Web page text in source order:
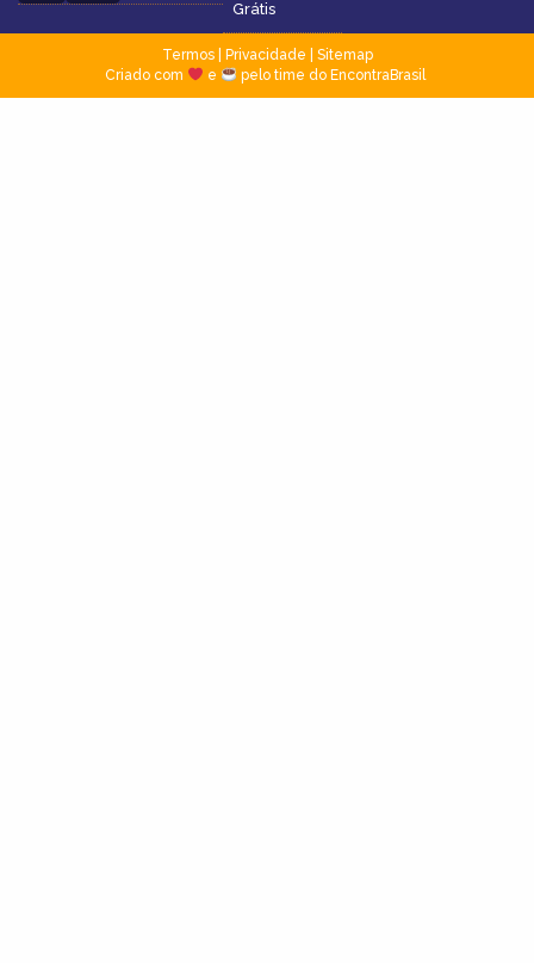
Grátis
Termos| Privacidade
Sitemap
Criado com
e pelo time do EncontraBrasil